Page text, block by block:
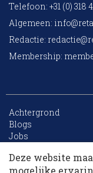
Telefoon: +31 (0) 318
Algemeen:
Redactie:
Membership:
Achtergrond
Blogs
Jobs
Archief
Deze website
mogelijke
10
Korting op